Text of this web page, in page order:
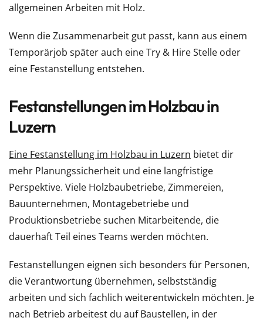
allgemeinen Arbeiten mit Holz.
Wenn die Zusammenarbeit gut passt, kann aus einem
Temporärjob später auch eine Try & Hire Stelle oder
eine Festanstellung entstehen.
Festanstellungen im Holzbau in
Luzern
Eine Festanstellung im Holzbau in Luzern bietet dir
mehr Planungssicherheit und eine langfristige
Perspektive. Viele Holzbaubetriebe, Zimmereien,
Bauunternehmen, Montagebetriebe und
Produktionsbetriebe suchen Mitarbeitende, die
dauerhaft Teil eines Teams werden möchten.
Festanstellungen eignen sich besonders für Personen,
die Verantwortung übernehmen, selbstständig
arbeiten und sich fachlich weiterentwickeln möchten. Je
nach Betrieb arbeitest du auf Baustellen, in der